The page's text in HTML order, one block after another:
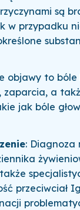
są
w przypadku
objawy to
zaparcia, a
jak bóle
: Diagnoza
przeciwciał